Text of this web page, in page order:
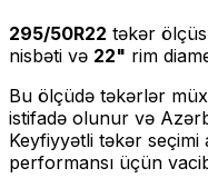
295/50R22 təkər
nisbəti və 22" rim
Bu ölçüdə təkərlər
istifadə olunur və
Keyfiyyətli təkər
performansı üçün